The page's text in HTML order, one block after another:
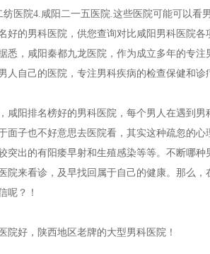
纺医院4.咸阳二一五医院.这些医院可能可以看
好的男科医院，供您查询对比咸阳男科医院各
悉，咸阳秦都九龙医院，作为成立多年的专
人自己的医院，专注男科疾病的检查保健和诊
阳排名榜好的男科医院，每个男人在遇到男
面子也不好意思去医院看，其实这种疏忽的
突出的有阳痿早射和生殖感染等等。不断哪
院来看诊，及早找回属于自己的健康。那么
呢？！
好，陕西地区老牌的大型男科医院！